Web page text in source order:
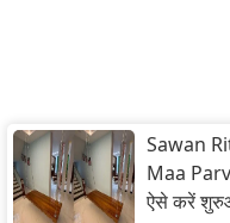
Sawan
Maa
ऐसे करें